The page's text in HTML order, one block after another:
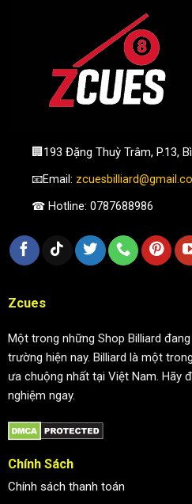
🏢193 Đặng Thuỳ Trâm, P.13,
📧Email:
☎ Hotline: 0787688986
Zcues
Một trong những Shop Billiard
trường hiện nay. Billiard là một
ưa chuộng nhất tại Việt Nam. Hãy
nghiệm ngay.
Chính Sách
Chính sách thanh toán